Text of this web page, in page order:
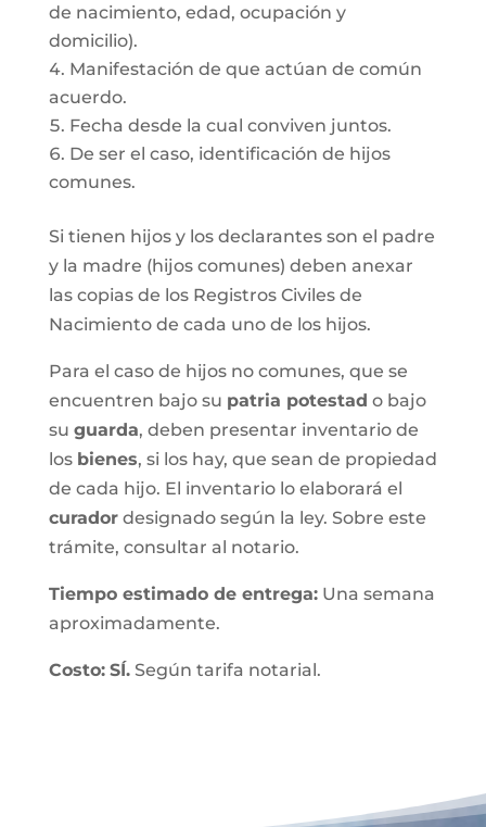
de nacimiento, edad, ocupación y
domicilio).
Manifestación de que actúan de común
acuerdo.
Fecha desde la cual conviven juntos.
De ser el caso, identificación de hijos
comunes.
Si tienen hijos y los declarantes son el padre
y la madre (hijos comunes) deben anexar
las copias de los Registros Civiles de
Nacimiento de cada uno de los hijos.
Para el caso de hijos no comunes, que se
encuentren bajo su patria potestad o bajo
su guarda, deben presentar inventario de
los bienes, si los hay, que sean de propiedad
de cada hijo. El inventario lo elaborará el
curadordesignado según la ley. Sobre este
trámite, consultar al notario.
Tiempo estimado de entrega:Una semana
aproximadamente.
Costo: SÍ.Según tarifa notarial.